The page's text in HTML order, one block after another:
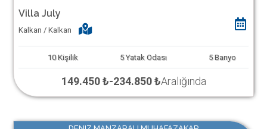
Villa July
Kalkan / Kalkan
10 Kişilik 5 Yatak Odası 5 Banyo
149.450 ₺-234.850 ₺Aralığında